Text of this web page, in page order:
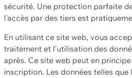
sécurité. Une protection parfaite
l'accès par des tiers est
En utilisant ce site web, vous
traitement et l'utilisation des
après. Ce site web peut en
inscription. Les données telles que